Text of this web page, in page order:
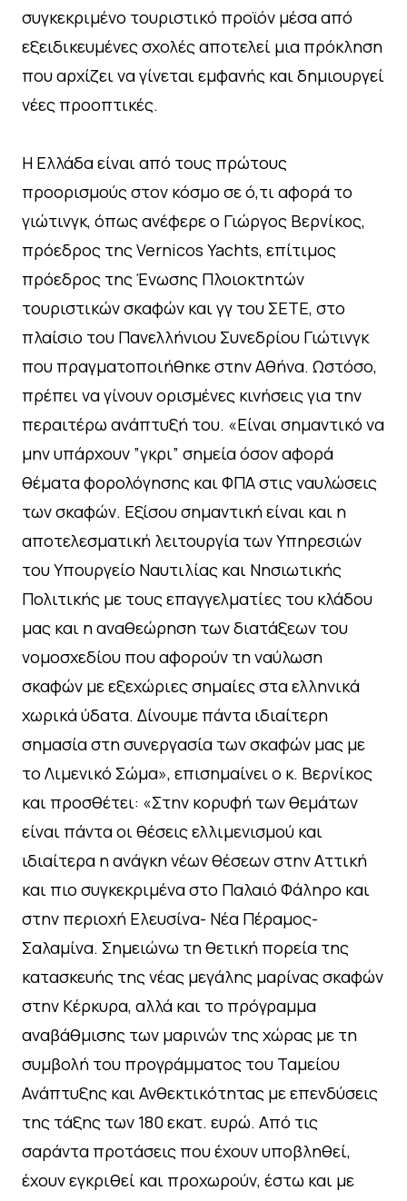
συγκεκριμένο τουριστικό προϊόν μέσα από
εξειδικευμένες σχολές αποτελεί μια πρόκληση
που αρχίζει να γίνεται εμφανής και δημιουργεί
νέες προοπτικές.
Η Ελλάδα είναι από τους πρώτους
προορισμούς στον κόσμο σε ό,τι αφορά το
γιώτινγκ, όπως ανέφερε ο Γιώργος Βερνίκος,
πρόεδρος της Vernicos Yachts, επίτιμος
πρόεδρος της Ένωσης Πλοιοκτητών
τουριστικών σκαφών και γγ του ΣΕΤΕ, στο
πλαίσιο του Πανελλήνιου Συνεδρίου Γιώτινγκ
που πραγματοποιήθηκε στην Αθήνα. Ωστόσο,
πρέπει να γίνουν ορισμένες κινήσεις για την
περαιτέρω ανάπτυξή του. «Είναι σημαντικό να
μην υπάρχουν ”γκρι” σημεία όσον αφορά
θέματα φορολόγησης και ΦΠΑ στις ναυλώσεις
των σκαφών. Εξίσου σημαντική είναι και η
αποτελεσματική λειτουργία των Υπηρεσιών
του Υπουργείο Ναυτιλίας και Νησιωτικής
Πολιτικής με τους επαγγελματίες του κλάδου
μας και η αναθεώρηση των διατάξεων του
νομοσχεδίου που αφορούν τη ναύλωση
σκαφών με εξεχώριες σημαίες στα ελληνικά
χωρικά ύδατα. Δίνουμε πάντα ιδιαίτερη
σημασία στη συνεργασία των σκαφών μας με
το Λιμενικό Σώμα», επισημαίνει ο κ. Βερνίκος
και προσθέτει: «Στην κορυφή των θεμάτων
είναι πάντα οι θέσεις ελλιμενισμού και
ιδιαίτερα η ανάγκη νέων θέσεων στην Αττική
και πιο συγκεκριμένα στο Παλαιό Φάληρο και
στην περιοχή Ελευσίνα- Νέα Πέραμος-
Σαλαμίνα. Σημειώνω τη θετική πορεία της
κατασκευής της νέας μεγάλης μαρίνας σκαφών
στην Κέρκυρα, αλλά και το πρόγραμμα
αναβάθμισης των μαρινών της χώρας με τη
συμβολή του προγράμματος του Ταμείου
Ανάπτυξης και Ανθεκτικότητας με επενδύσεις
της τάξης των 180 εκατ. ευρώ. Από τις
σαράντα προτάσεις που έχουν υποβληθεί,
έχουν εγκριθεί και προχωρούν, έστω και με